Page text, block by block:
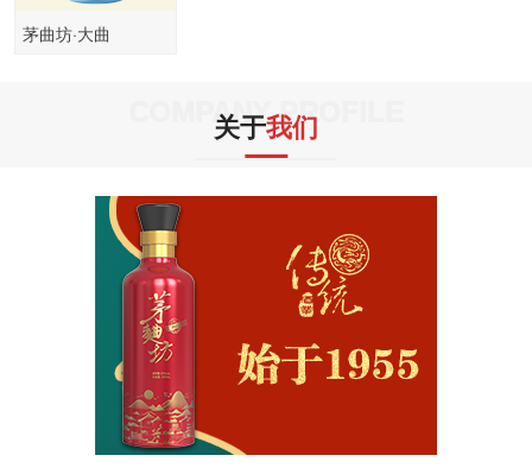
茅曲坊·大曲
COMPANY PROFILE
关于我们